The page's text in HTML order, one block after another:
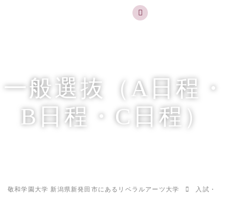
一般選抜（A日程・
B日程・C日程）
敬和学園大学 新潟県新発田市にあるリベラルアーツ大学 入試・出